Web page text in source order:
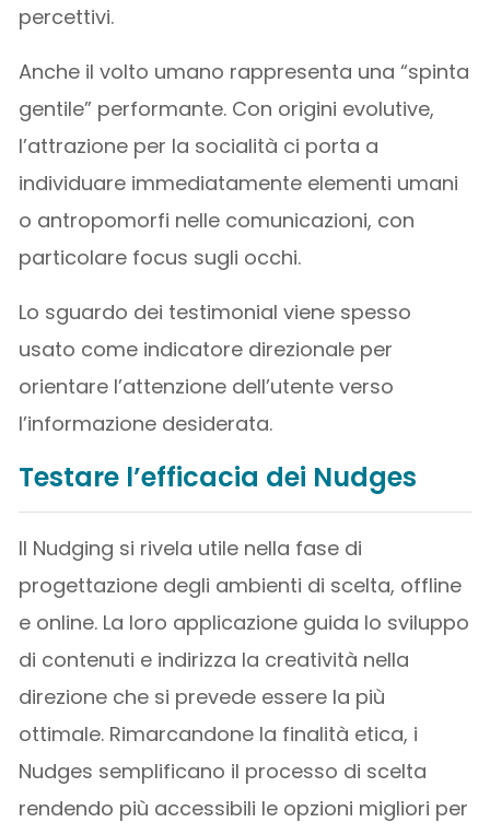
percettivi.
Anche il volto umano rappresenta una “spinta
gentile” performante. Con origini evolutive,
l’attrazione per la socialità ci porta a
individuare immediatamente elementi umani
o antropomorfi nelle comunicazioni, con
particolare focus sugli occhi.
Lo sguardo dei testimonial viene spesso
usato come indicatore direzionale per
orientare l’attenzione dell’utente verso
l’informazione desiderata.
Testare l’efficacia dei Nudges
Il Nudging si rivela utile nella fase di
progettazione degli ambienti di scelta, offline
e online. La loro applicazione guida lo sviluppo
di contenuti e indirizza la creatività nella
direzione che si prevede essere la più
ottimale. Rimarcandone la finalità etica, i
Nudges semplificano il processo di scelta
rendendo più accessibili le opzioni migliori per